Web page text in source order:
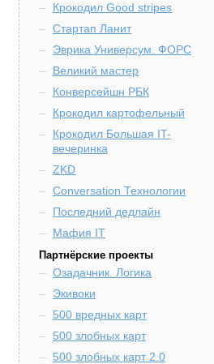
Крокодил Good stripes
Стартап Ланит
Эврика Универсум. ФОРС
Великий мастер
Конверсейшн РБК
Крокодил картофельный
Крокодил Большая IT-
вечеринка
ZKD
Conversation Технологии
Последний дедлайн
Мафия IT
Партнёрские проекты
Озадачник. Логика
Экивоки
500 вредных карт
500 злобных карт
500 злобных карт 2.0